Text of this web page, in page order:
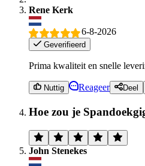
Rene Kerk
6-8-2026
Geverifieerd
Prima kwaliteit en snelle
Nuttig Reageer Deel
Hoe zou je
John Stenekes